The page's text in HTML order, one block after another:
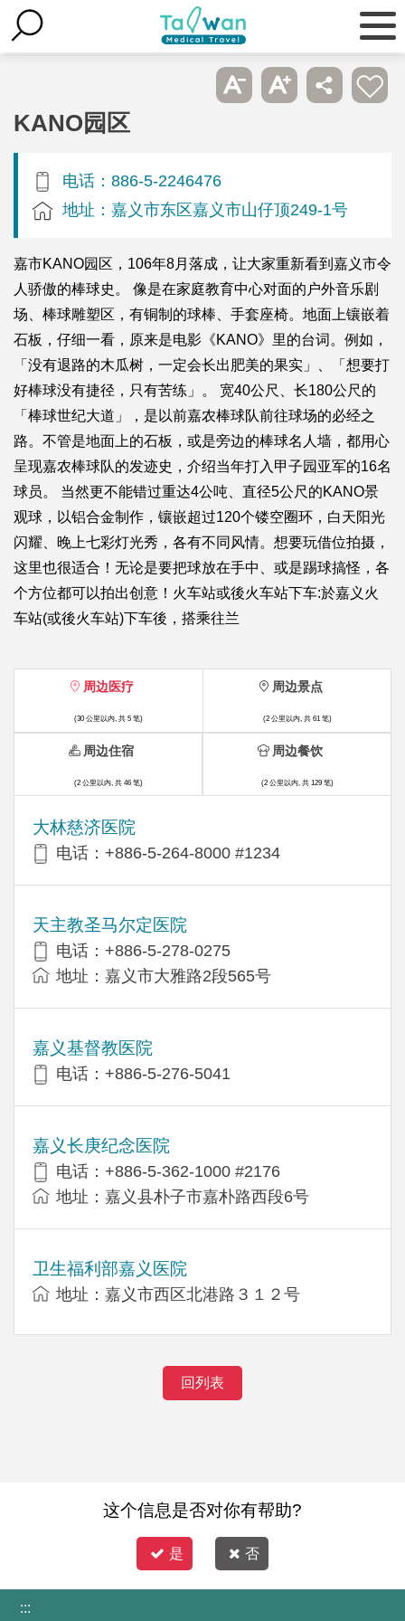
KANO园区
电话：886-5-2246476
地址：嘉义市东区嘉义市山仔顶249-1号
嘉市KANO园区，106年8月落成，让大家重新看到嘉义市令
人骄傲的棒球史。 像是在家庭教育中心对面的户外音乐剧
场、棒球雕塑区，有铜制的球棒、手套座椅。地面上镶嵌着
石板，仔细一看，原来是电影《KANO》里的台词。例如，
「没有退路的木瓜树，一定会长出肥美的果实」、「想要打
好棒球没有捷径，只有苦练」。 宽40公尺、长180公尺的
「棒球世纪大道」，是以前嘉农棒球队前往球场的必经之
路。不管是地面上的石板，或是旁边的棒球名人墙，都用心
呈现嘉农棒球队的发迹史，介绍当年打入甲子园亚军的16名
球员。 当然更不能错过重达4公吨、直径5公尺的KANO景
观球，以铝合金制作，镶嵌超过120个镂空圈环，白天阳光
闪耀、晚上七彩灯光秀，各有不同风情。想要玩借位拍摄，
这里也很适合！无论是要把球放在手中、或是踢球搞怪，各
个方位都可以拍出创意！火车站或後火车站下车:於嘉义火
车站(或後火车站)下车後，搭乘往兰
周边医疗
(30 公里以内, 共 5 笔)
大林慈济医院
电话：+886-5-264-8000 #1234
天主教圣马尔定医院
电话：+886-5-278-0275
地址：嘉义市大雅路2段565号
嘉义基督教医院
电话：+886-5-276-5041
嘉义长庚纪念医院
电话：+886-5-362-1000 #2176
地址：嘉义县朴子市嘉朴路西段6号
卫生福利部嘉义医院
地址：嘉义市西区北港路３１２号
周边景点
(2 公里以内, 共 61 笔)
周边住宿
(2 公里以内, 共 46 笔)
周边餐饮
(2 公里以内, 共 129 笔)
回列表
这个信息是否对你有帮助?
是 否
:::